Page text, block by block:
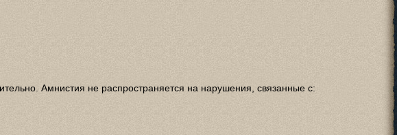
Амнистия не распространяется на нарушения, связанные с: